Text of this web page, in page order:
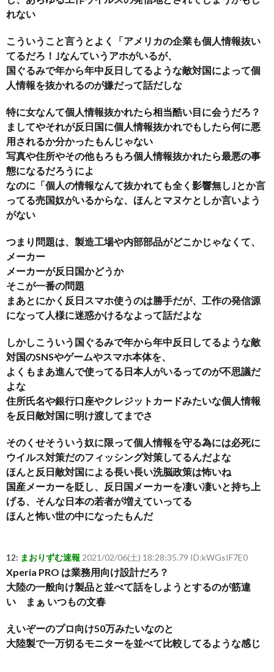
れない
こういうこと言うとよく「アメリカの企業も個人情報抜い
てるだろ！｣なんていうアホがいるが、
国ぐるみで年から年中反日してるような敵対国によって個
人情報を抜かれるのが嫌だって話だしな
特に女なんて個人情報抜かれたら相当酷い目に会うだろ？
ましてやそれが反日国に個人情報抜かれでもしたら何に悪
用されるか分かったもんじゃない
写真や住所やその他もろもろ個人情報抜かれたら最悪の事
態になるだろうによ
なのに「個人の情報なんて抜かれても全く影響無し｣とか言
ってる売国奴がいるからな、ほんとマヌケとしか言いよう
がない
つまり問題は、製造工場や内部部品がどこかじゃなくて、
メーカー
メーカーが反日国かどうか
そこが一番の問題
まあとにかく反日スマホ使うのは勝手だが、工作の発信源
になって人様に迷惑かけるなよって話だよな
しかしこういう国ぐるみで年から年中反日してるような敵
対国のSNSやゲームやスマホ本体を、
よくもまあ進んで使ってる日本人がいるってのが不思議だ
よな
住所氏名や銀行口座やクレジットカードみたいな個人情報
を反日敵対国に明け渡してまでさ
そのくせそういう奴に限って個人情報を守る為には必死に
ウイルス対策だのフィッシング対策してるんだよな
ほんと反日敵対国による長い長い洗脳政策は怖いね
国産メーカーを貶し、反日国メーカーを凄い凄いと持ち上
げる、そんな日本の若者が増えていってる
ほんと怖い世の中になったもんだ
12: まおりずむ速報 2021/02/06(土) 18:28:35.79 ID:kWGsIF7E0
Xperia PRO は業務用向け設計だろ？
大陸の一般向け製品と並べて話をしようとするのが筋違
い まぁ いつもの文春
えいぞーのプロ向け50万みたいなのと
大陸製で一万切るモニターを並べて比較してるような感じ